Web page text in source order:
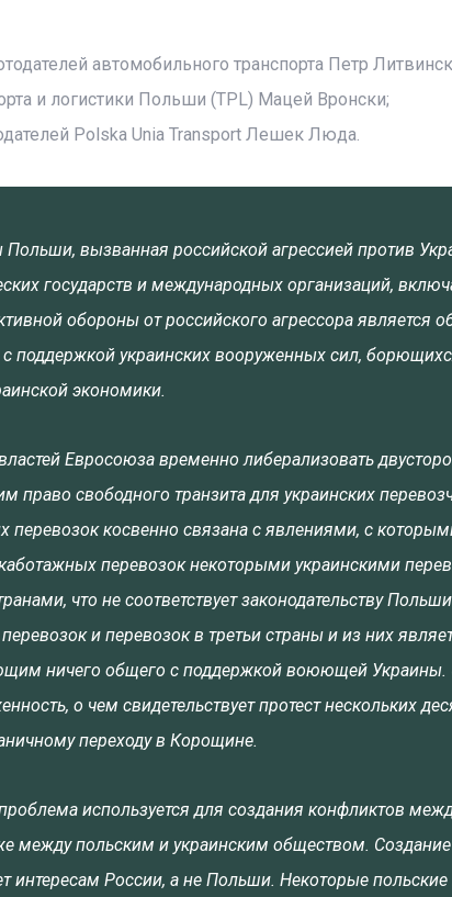
автомобильного транспорта Петр
и логистики Польши (TPL) Мацей Вронски;
Polska Unia Transport Лешек Люда.
вызванная российской агрессией против
государств и международных организаций,
обороны от российского агрессора является
поддержкой украинских вооруженных сил,
экономики.
Евросоюза временно либерализовать
право свободного транзита для украинских
перевозок косвенно связана с явлениями, с
перевозок некоторыми украинскими
что не соответствует законодательству
и перевозок в третьи страны и из них
ничего общего с поддержкой воюющей Украины.
о чем свидетельствует протест нескольких
переходу в Корощине.
используется для создания конфликтов
между польским и украинским обществом. Создание
интересам России, а не Польши. Некоторые